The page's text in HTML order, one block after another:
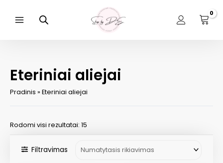
turinio
Eteriniai aliejai
Pradinis » Eteriniai aliejai
Rodomi visi rezultatai: 15
Filtravimas